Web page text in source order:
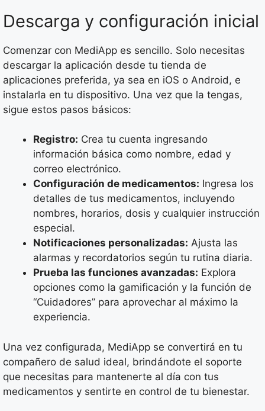
Descarga y configuración inicial
Comenzar con MediApp es sencillo. Solo necesitas
descargar la aplicación desde tu tienda de
aplicaciones preferida, ya sea en iOS o Android, e
instalarla en tu dispositivo. Una vez que la tengas,
sigue estos pasos básicos:
Registro: Crea tu cuenta ingresando
información básica como nombre, edad y
correo electrónico.
Configuración de medicamentos: Ingresa los
detalles de tus medicamentos, incluyendo
nombres, horarios, dosis y cualquier instrucción
especial.
Notificaciones personalizadas: Ajusta las
alarmas y recordatorios según tu rutina diaria.
Prueba las funciones avanzadas: Explora
opciones como la gamificación y la función de
“Cuidadores” para aprovechar al máximo la
experiencia.
Una vez configurada, MediApp se convertirá en tu
compañero de salud ideal, brindándote el soporte
que necesitas para mantenerte al día con tus
medicamentos y sentirte en control de tu bienestar.